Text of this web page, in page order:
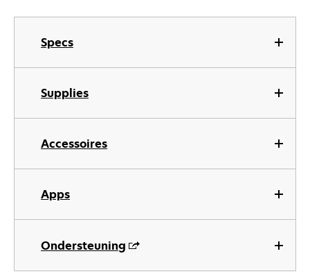
Specs
Supplies
Accessoires
Apps
Ondersteuning